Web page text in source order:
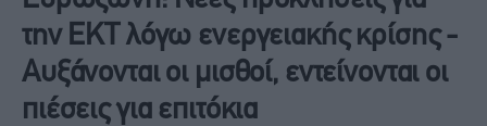
την ΕΚΤ λόγω ενεργειακής κρίσης -
Αυξάνονται οι μισθοί, εντείνονται οι
πιέσεις για επιτόκια